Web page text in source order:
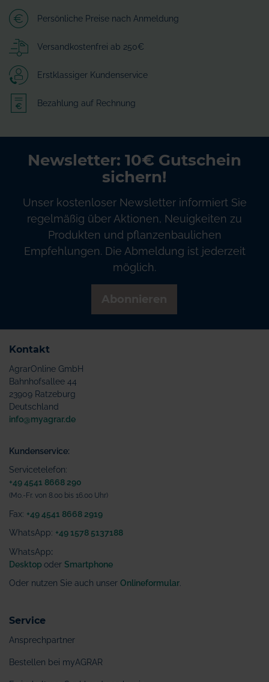
Persönliche Preise nach Anmeldung
Versandkostenfrei ab 250€
Erstklassiger Kundenservice
Bezahlung auf Rechnung
Newsletter: 10€ Gutschein
sichern!
Unser kostenloser Newsletter informiert Sie
regelmäßig über Aktionen, Neuigkeiten zu
Produkten und pflanzenbaulichen
Empfehlungen. Die Abmeldung ist jederzeit
möglich.
Kontakt
AgrarOnline GmbH
Bahnhofsallee 44
23909 Ratzeburg
Deutschland
info@myagrar.de
Kundenservice:
Servicetelefon:
+49 4541 8668 290
(Mo.-Fr. von 8.00 bis 16.00 Uhr)
Fax: +49 4541 8668 2919
WhatsApp: +49 1578 5137188
WhatsApp:
Desktop oder Smartphone
Oder nutzen Sie auch unser Onlineformular
Service
Ansprechpartner
Bestellen bei myAGRAR